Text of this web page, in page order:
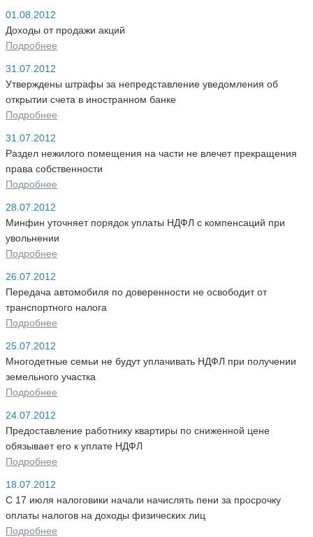
01.08.2012
Доходы от продажи акций
Подробнее
31.07.2012
Утверждены штрафы за непредставление уведомления об
открытии счета в иностранном банке
Подробнее
31.07.2012
Раздел нежилого помещения на части не влечет прекращения
права собственности
Подробнее
28.07.2012
Минфин уточняет порядок уплаты НДФЛ с компенсаций при
увольнении
Подробнее
26.07.2012
Передача автомобиля по доверенности не освободит от
транспортного налога
Подробнее
25.07.2012
Многодетные семьи не будут уплачивать НДФЛ при получении
земельного участка
Подробнее
24.07.2012
Предоставление работнику квартиры по сниженной цене
обязывает его к уплате НДФЛ
Подробнее
18.07.2012
С 17 июля налоговики начали начислять пени за просрочку
оплаты налогов на доходы физических лиц
Подробнее